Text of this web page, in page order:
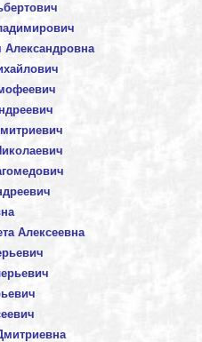
Александровна
Алексеевна